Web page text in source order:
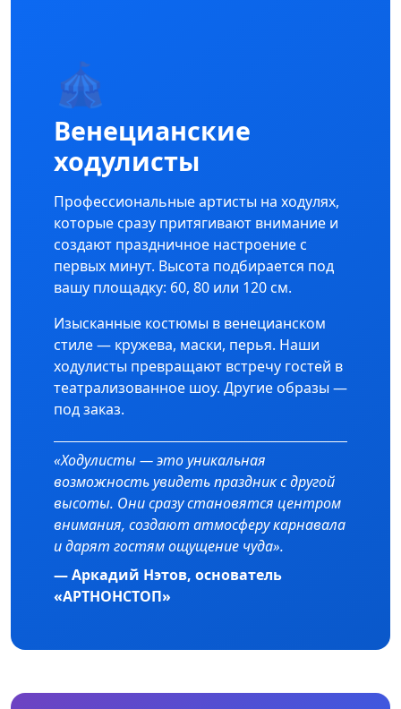
🎪
Венецианские
ходулисты
Профессиональные артисты на ходулях,
которые сразу притягивают внимание и
создают праздничное настроение с
первых минут. Высота подбирается под
вашу площадку: 60, 80 или 120 см.
Изысканные костюмы в венецианском
стиле — кружева, маски, перья. Наши
ходулисты превращают встречу гостей в
театрализованное шоу. Другие образы —
под заказ.
«Ходулисты — это уникальная
возможность увидеть праздник с другой
высоты. Они сразу становятся центром
внимания, создают атмосферу карнавала
и дарят гостям ощущение чуда».
— Аркадий Нэтов, основатель
«АРТНОНСТОП»